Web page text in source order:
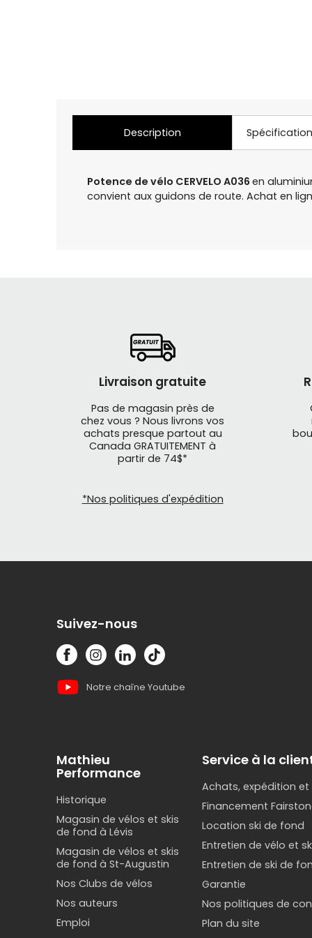
Description
Potence de vélo CERVELO A036 en
convient aux guidons de route. Achat en
Livraison gratuite
Pas de magasin près de
chez vous ? Nous livrons vos
achats presque partout au
Canada GRATUITEMENT à
partir de 74$*
*Nos politiques d'expédition
Suivez-nous
Notre chaîne Youtube
Mathieu
Performance
Historique
Magasin de vélos et skis
de fond à Lévis
Magasin de vélos et skis
de fond à St-Augustin
Nos Clubs de vélos
Nos auteurs
Emploi
Service à la
Achats, expédition et
Financement
Location ski de fond
Entretien de vélo et
Entretien de ski de
Garantie
Nos politiques de
Plan du site